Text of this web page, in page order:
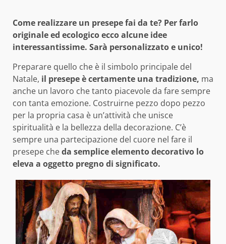
Come realizzare un presepe fai da te? Per farlo
originale ed ecologico ecco alcune idee
interessantissime. Sarà personalizzato e unico!
Preparare quello che è il simbolo principale del
Natale, il presepe è certamente una tradizione, ma
anche un lavoro che tanto piacevole da fare sempre
con tanta emozione. Costruirne pezzo dopo pezzo
per la propria casa è un’attività che unisce
spiritualità e la bellezza della decorazione. C’è
sempre una partecipazione del cuore nel fare il
presepe cheda semplice elemento decorativo lo
eleva a oggetto pregno di significato.